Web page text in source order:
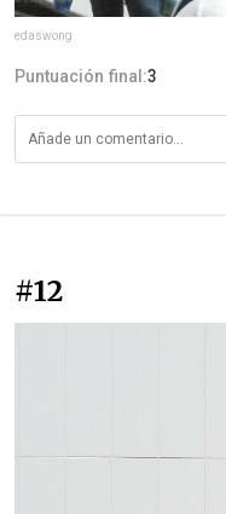
edaswong
Puntuación final:3
#12